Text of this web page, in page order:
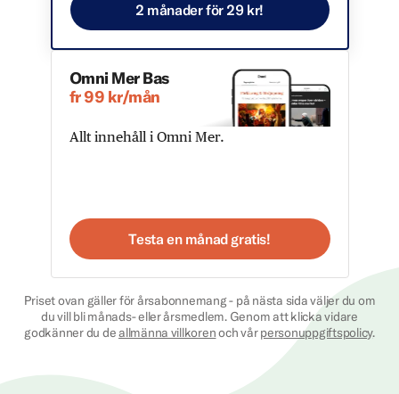
2 månader för 29 kr!
Omni Mer Bas
fr 99 kr/mån
Allt innehåll i Omni Mer.
Testa en månad gratis!
Priset ovan gäller för årsabonnemang - på nästa sida väljer du om
du vill bli månads- eller årsmedlem. Genom att klicka vidare
godkänner du deallmänna villkorenoch vårpersonuppgiftspolicy.